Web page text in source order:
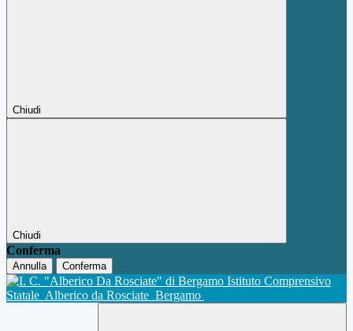
Chiudi
Chiudi
Conferma
Annulla Conferma
Istituto Comprensivo
Statale Alberico da Rosciate Bergamo